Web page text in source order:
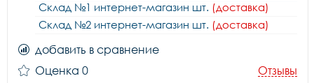
Склад №1 интернет-магазин шт. (доставка)
Склад №2 интернет-магазин шт. (доставка)
добавить в сравнение
Оценка 0
Отзывы